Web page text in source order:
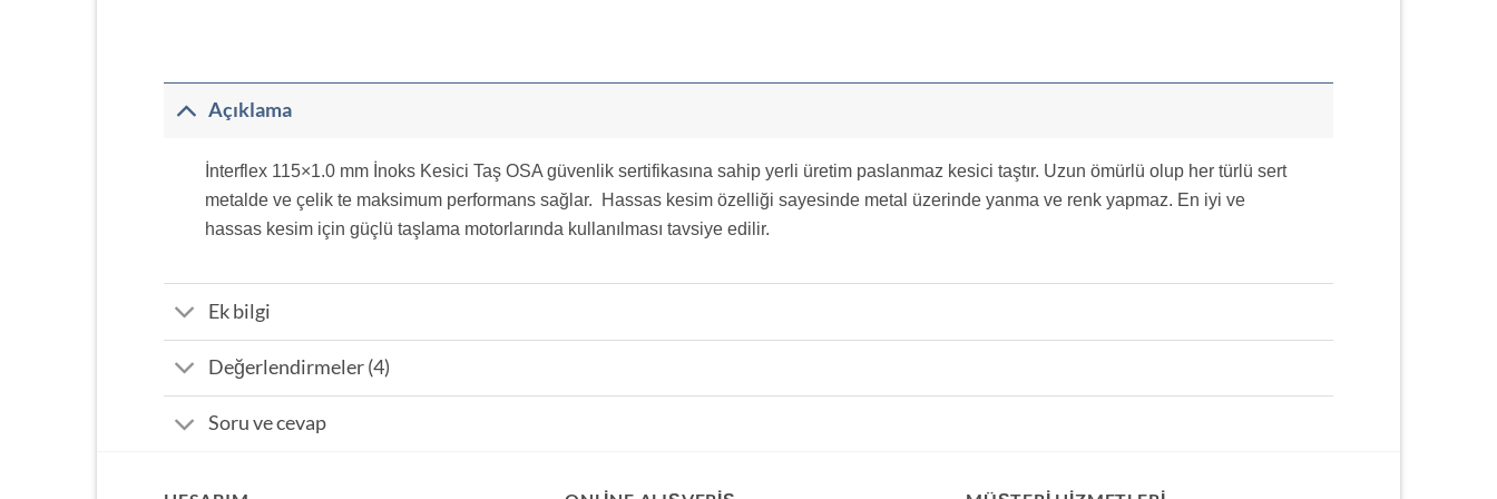
Açıklama
İnterflex 115×1.0 mm İnoks Kesici Taş OSA güvenlik sertifikasına sahip yerli üretim paslanmaz kesici taştır. Uzun ömürlü olup her türlü sert
metalde ve çelik te maksimum performans sağlar. Hassas kesim özelliği sayesinde metal üzerinde yanma ve renk yapmaz. En iyi ve
hassas kesim için güçlü taşlama motorlarında kullanılması tavsiye edilir.
Ek bilgi
Değerlendirmeler (4)
Soru ve cevap